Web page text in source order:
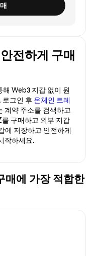
전하게 구매
해 Web3 지갑 없이 원
로그인 후 온체인 트레
계약 주소를 검색하고
구매하고 외부 지갑
에 저장하고 안전하게
작하세요.
매에 가장 적합한